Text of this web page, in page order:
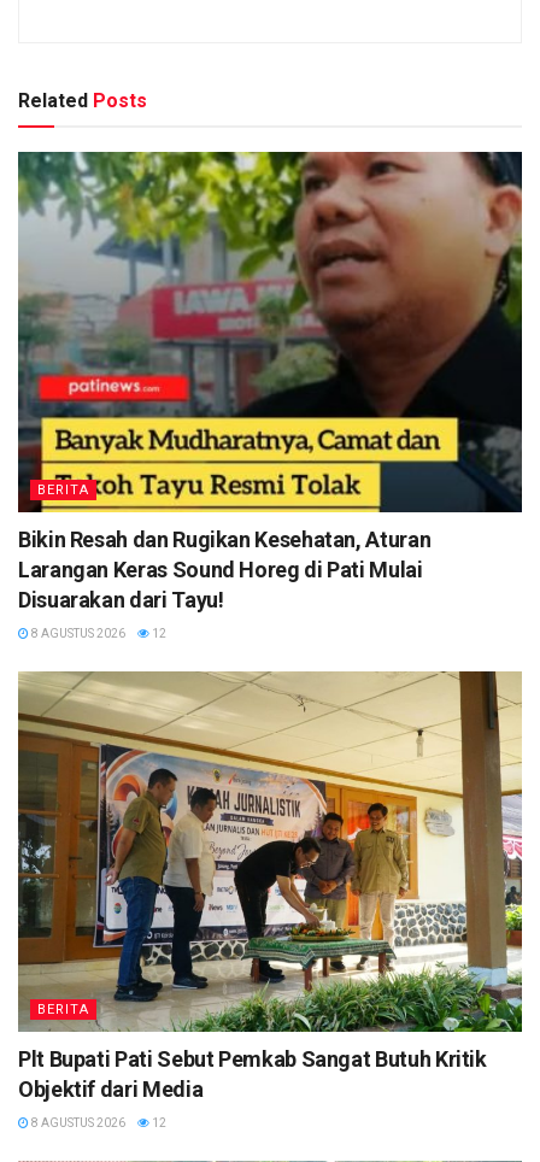
Related Posts
BERITA
Bikin Resah dan Rugikan Kesehatan, Aturan
Larangan Keras Sound Horeg di Pati Mulai
Disuarakan dari Tayu!
8 AGUSTUS 2026 12
BERITA
Plt Bupati Pati Sebut Pemkab Sangat Butuh Kritik
Objektif dari Media
8 AGUSTUS 2026 12